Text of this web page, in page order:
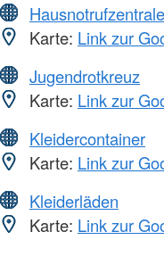
Hausnotrufzentrale
Karte: Link zur
Jugendrotkreuz
Karte: Link zur
Kleidercontainer
Karte: Link zur
Kleiderläden
Karte: Link zur